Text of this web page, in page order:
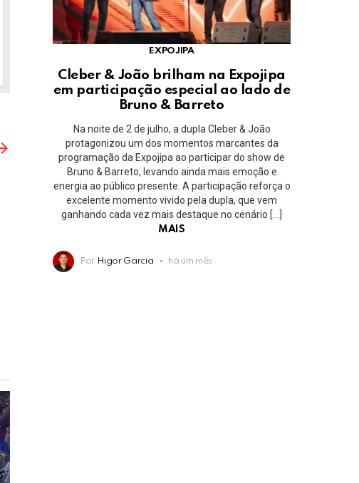
EXPOJIPA
Cleber & João brilham na Expojipa
em participação especial ao lado de
Bruno & Barreto
Na noite de 2 de julho, a dupla Cleber & João
protagonizou um dos momentos marcantes da
programação da Expojipa ao participar do show de
Bruno & Barreto, levando ainda mais emoção e
energia ao público presente. A participação reforça o
excelente momento vivido pela dupla, que vem
ganhando cada vez mais destaque no cenário […]
MAIS
Por Higor Garcia há um mês